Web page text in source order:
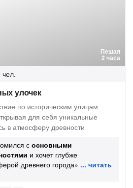
Пешая
2 часа
чел.
улочек
по историческим улицам
для себя уникальные
в атмосферу древности
с основными
и хочет глубже
древнего города»